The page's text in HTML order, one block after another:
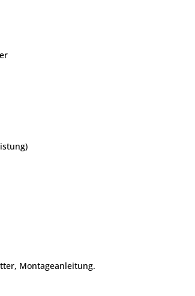
Montageanleitung.